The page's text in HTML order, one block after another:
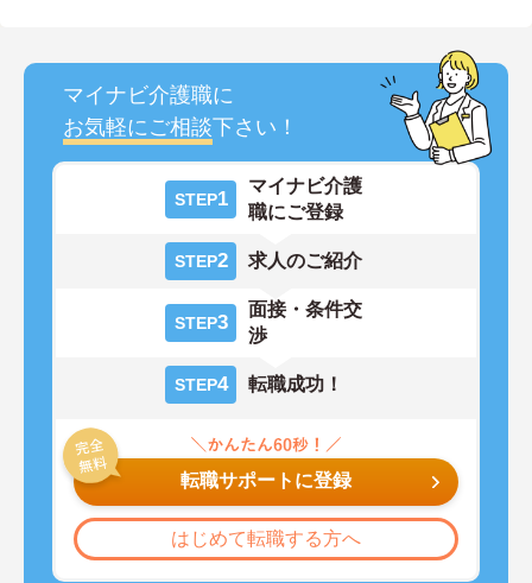
マイナビ介護職に
お気軽にご相談下さい！
STEP1
マイナビ介護
職にご登録
STEP2 求人のご紹介
STEP3
面接・条件交
渉
STEP4 転職成功！
転職サポートに登録
はじめて転職する方へ